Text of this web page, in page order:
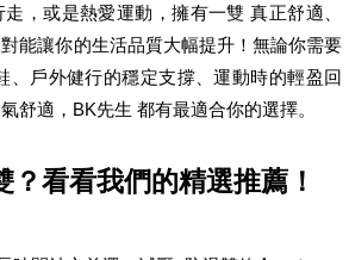
，或是熱愛運動，擁有一雙 真正舒適、
能讓你的生活品質大幅提升！無論你需要
、戶外健行的穩定支撐、運動時的輕盈回
舒適，BK先生 都有最適合你的選擇。
？看看我們的精選推薦！